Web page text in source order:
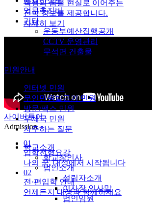
업무추진비
기타
운동부예산집행공개
CCTV 운영관리
무석면 건출물
민원안내
인터넷 민원
무인민원발급기 민원
방문/팩스 민원
우체국 민원
자주하는 질문
학교소개
학교장인사
법인소개
설립자소개
이사장 인사말
법인임원
학생의 꿈을 현실로 이어주는
진학 정보를 제공합니다.
자세히 보기
사이버투어
Admission
01
입학전형요강
나의 꿈, 대성에서 시작됩니다
02
전·편입학 안내
언제든지 대성과 함께하세요